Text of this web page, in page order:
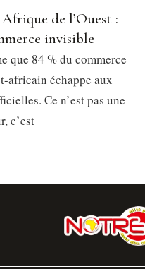
de l’Ouest :
invisible
que 84 % du commerce
africain échappe aux
Ce n’est pas une
c’est